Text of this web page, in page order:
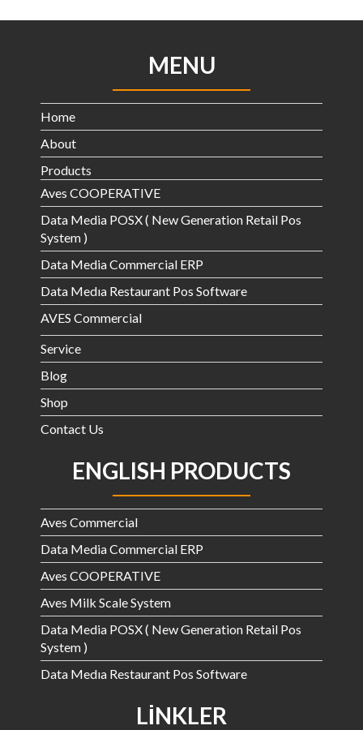
MENU
Home
About
Products
Aves COOPERATIVE
Data Media POSX ( New Generation Retail Pos
System )
Data Media Commercial ERP
Data Medıa Restaurant Pos Software
AVES Commercial
Service
Blog
Shop
Contact Us
ENGLISH PRODUCTS
Aves Commercial
Data Media Commercial ERP
Aves COOPERATIVE
Aves Milk Scale System
Data Media POSX ( New Generation Retail Pos
System )
Data Medıa Restaurant Pos Software
LINKLER